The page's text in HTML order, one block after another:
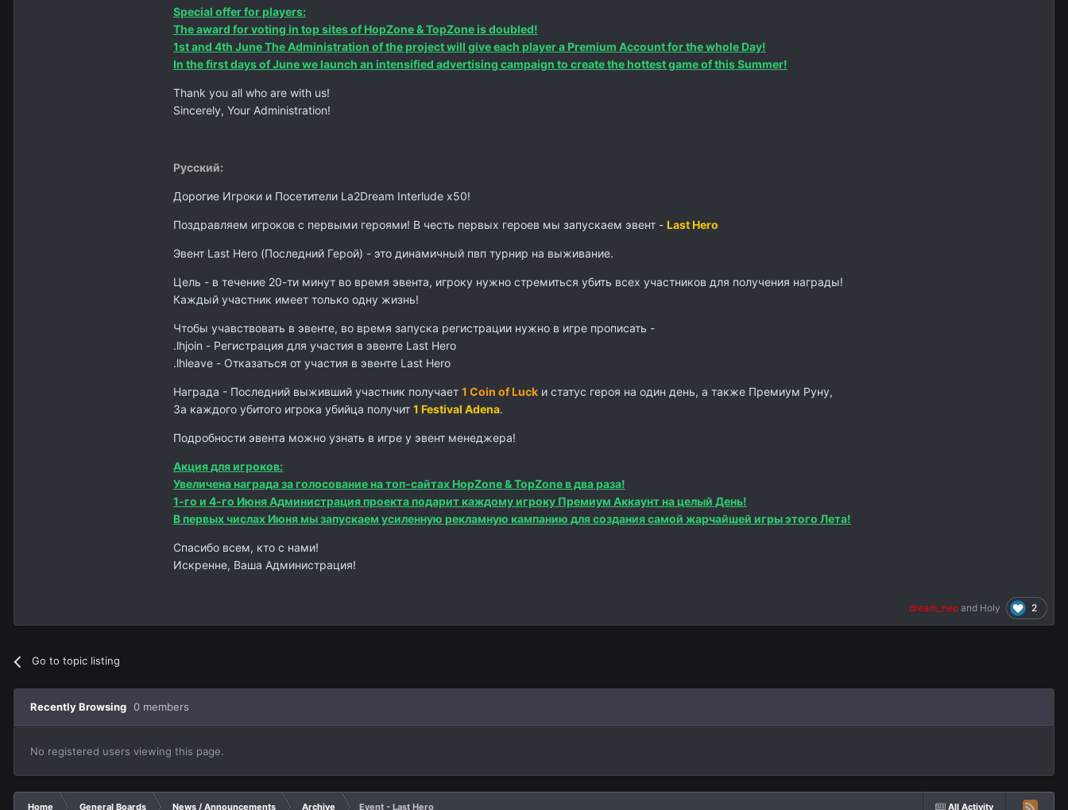
Special offer for players:
The award for voting in top sites of HopZone & TopZone is doubled!
1st and 4th June The Administration of the project will give each player a Premium Account for the whole Day!
In the first days of June we launch an intensified advertising campaign to create the hottest game of this Summer!
Thank you all who are with us!
Sincerely, Your Administration!
Русский:
Дорогие Игроки и Посетители La2Dream Interlude x50!
Поздравляем игроков с первыми героями! В честь первых героев мы запускаем эвент - Last Hero
Эвент Last Hero (Последний Герой) - это динамичный пвп турнир на выживание.
Цель - в течение 20-ти минут во время эвента, игроку нужно стремиться убить всех участников для получения награды!
Каждый участник имеет только одну жизнь!
Чтобы учавствовать в эвенте, во время запуска регистрации нужно в игре прописать -
.lhjoin - Регистрация для участия в эвенте Last Hero
.lhleave - Отказаться от участия в эвенте Last Hero
Награда - Последний выживший участник получает 1 Coin of Luck и статус героя на один день, а также Премиум Руну,
За каждого убитого игрока убийца получит 1 Festival Adena.
Подробности эвента можно узнать в игре у эвент менеджера!
Акция для игроков:
Увеличена награда за голосование на топ-сайтах HopZone & TopZone в два раза!
1-го и 4-го Июня Администрация проекта подарит каждому игроку Премиум Аккаунт на целый День!
В первых числах Июня мы запускаем усиленную рекламную кампанию для создания самой жарчайшей игры этого Лета!
Спасибо всем, кто с нами!
Искренне, Ваша Администрация!
dream_neo and Holy 2
Go to topic listing
Recently Browsing 0 members
No registered users viewing this page.
All Activity
Home General Boards News / Announcements Archive Event - Last Hero